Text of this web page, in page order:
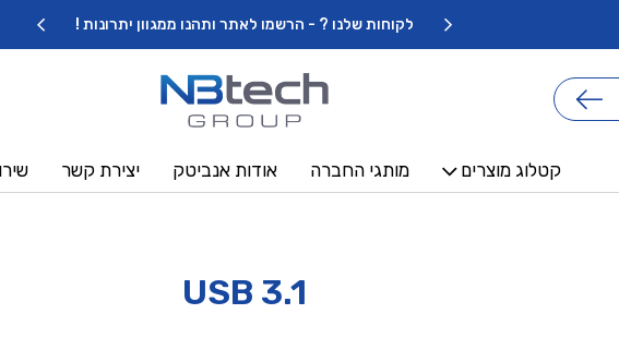
לקוחות שלנו ? - הרשמו לאתר ותהנו ממגוון יתרונות !
קטלוג מוצרים מותגי החברה אודות אנביטק יצירת קשר
USB 3.1